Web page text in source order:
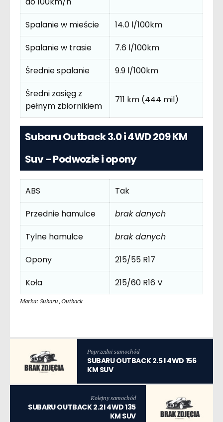
Spalanie w mieście
14.0 l/100km
Spalanie w trasie
7.6 l/100km
Średnie spalanie
9.9 l/100km
Średni zasięg z
pełnym zbiornikiem
711 km (444 mil)
Subaru Outback 3.0 i 4WD 209 KM
Suv – Podwozie i opony
ABS
Tak
Przednie hamulce
brak danych
Tylne hamulce
brak danych
Opony
215/55 R17
Koła
215/60 R16 V
Marka: Subaru, Outback
Poprzedni samochód
SUBARU OUTBACK 2.5 I 4WD 156
KM SUV
Kolejny samochód
SUBARU OUTBACK 2.2I 4WD 135
KM SUV